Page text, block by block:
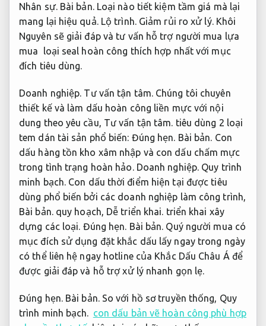
Nhân sự. Bài bản.Loại nào tiết kiệm tầm giá mà lại
mang lại hiệu quả. Lộ trình. Giảm rủi ro xử lý.Khôi
Nguyên sẽ giải đáp và tư vấn hỗ trợ người mua lựa
mua loại seal hoàn công thích hợp nhất với mục
đích tiêu dùng.
Doanh nghiệp. Tư vấn tận tâm.Chúng tôi chuyên
thiết kế và làm dấu hoàn công liền mực với nội
dung theo yêu cầu, Tư vấn tận tâm. tiêu dùng 2 loại
tem dán tài sản phổ biến: Đúng hẹn. Bài bản. Con
dấu hàng tồn kho xâm nhập và con dấu chấm mực
trong tình trạng hoàn hảo. Doanh nghiệp. Quy trình
minh bạch. Con dấu thời điểm hiện tại được tiêu
dùng phổ biến bởi các doanh nghiệp làm công trình,
Bài bản.quy hoạch, Dễ triển khai. triển khai xây
dựng các loại. Đúng hẹn. Bài bản. Quý người mua có
mục đích sử dụng đặt khắc dấu lấy ngay trong ngày
có thể liên hệ ngay hotline của Khắc Dấu Châu Á để
được giải đáp và hỗ trợ xử lý nhanh gọn lẹ.
Đúng hẹn. Bài bản. So với hồ sơ truyền thống, Quy
trình minh bạch.
con dấu bản vẽ hoàn công phù hợp